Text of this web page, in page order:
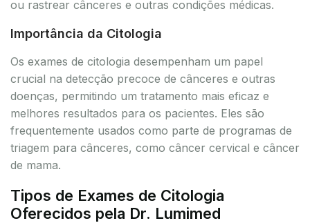
ou rastrear cânceres e outras condições médicas.
Importância da Citologia
Os exames de citologia desempenham um papel
crucial na detecção precoce de cânceres e outras
doenças, permitindo um tratamento mais eficaz e
melhores resultados para os pacientes. Eles são
frequentemente usados como parte de programas de
triagem para cânceres, como câncer cervical e câncer
de mama.
Tipos de Exames de Citologia
Oferecidos pela Dr. Lumimed